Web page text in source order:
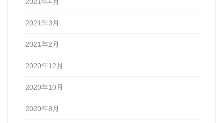
2021年4月
2021年3月
2021年2月
2020年12月
2020年10月
2020年8月